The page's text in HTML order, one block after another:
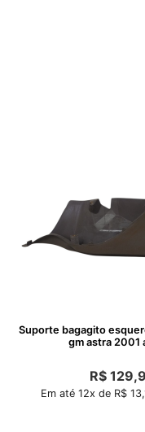
Suporte bagagito
gm astra 2001
R$
Em até 12x de R$